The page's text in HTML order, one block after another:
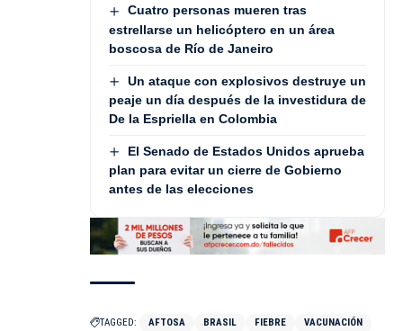
Cuatro personas mueren tras
estrellarse un helicóptero en un área
boscosa de Río de Janeiro
Un ataque con explosivos destruye un
peaje un día después de la investidura de
De la Espriella en Colombia
El Senado de Estados Unidos aprueba
plan para evitar un cierre de Gobierno
antes de las elecciones
TAGGED: AFTOSA BRASIL FIEBRE VACUNACIÓN